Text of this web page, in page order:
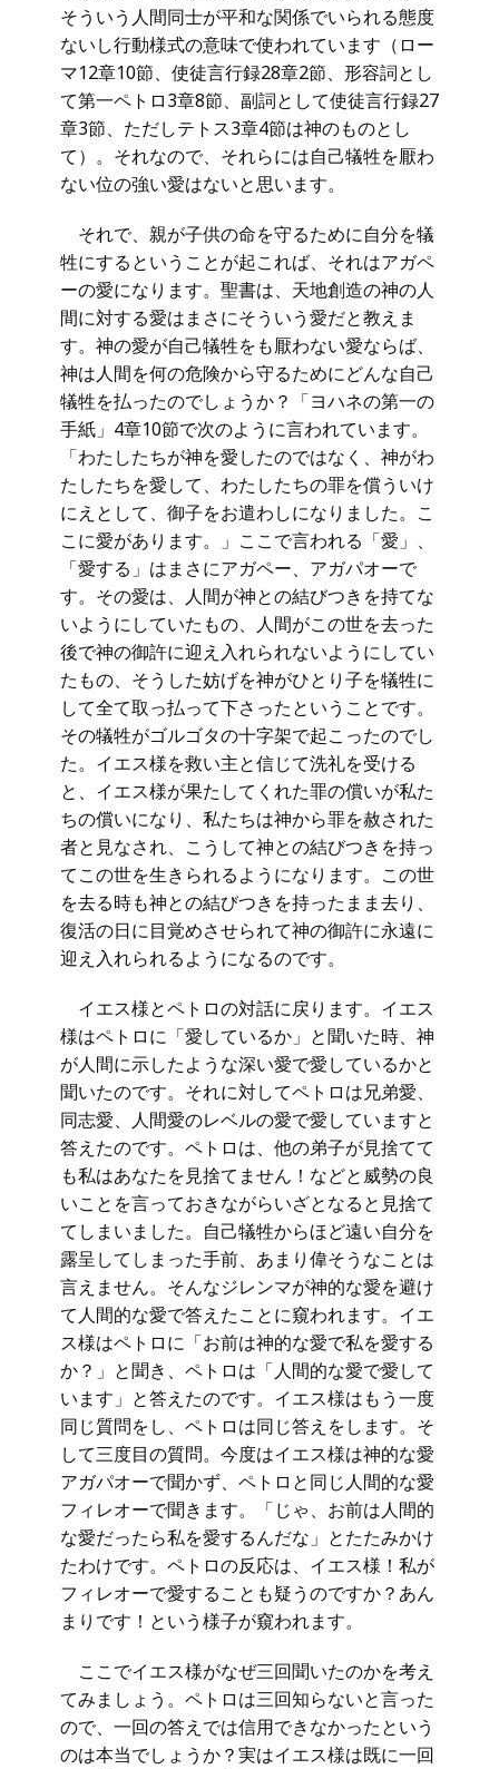
そういう人間同士が平和な関係でいられる態度
ないし行動様式の意味で使われています（ロー
マ12章10節、使徒言行録28章2節、形容詞とし
て第一ペトロ3章8節、副詞として使徒言行録27
章3節、ただしテトス3章4節は神のものとし
て）。それなので、それらには自己犠牲を厭わ
ない位の強い愛はないと思います。
それで、親が子供の命を守るために自分を犠
牲にするということが起これば、それはアガペ
ーの愛になります。聖書は、天地創造の神の人
間に対する愛はまさにそういう愛だと教えま
す。神の愛が自己犠牲をも厭わない愛ならば、
神は人間を何の危険から守るためにどんな自己
犠牲を払ったのでしょうか？「ヨハネの第一の
手紙」4章10節で次のように言われています。
「わたしたちが神を愛したのではなく、神がわ
たしたちを愛して、わたしたちの罪を償ういけ
にえとして、御子をお遣わしになりました。こ
こに愛があります。」ここで言われる「愛」、
「愛する」はまさにアガペー、アガパオーで
す。その愛は、人間が神との結びつきを持てな
いようにしていたもの、人間がこの世を去った
後で神の御許に迎え入れられないようにしてい
たもの、そうした妨げを神がひとり子を犠牲に
して全て取っ払って下さったということです。
その犠牲がゴルゴタの十字架で起こったのでし
た。イエス様を救い主と信じて洗礼を受ける
と、イエス様が果たしてくれた罪の償いが私た
ちの償いになり、私たちは神から罪を赦された
者と見なされ、こうして神との結びつきを持っ
てこの世を生きられるようになります。この世
を去る時も神との結びつきを持ったまま去り、
復活の日に目覚めさせられて神の御許に永遠に
迎え入れられるようになるのです。
イエス様とペトロの対話に戻ります。イエス
様はペトロに「愛しているか」と聞いた時、神
が人間に示したような深い愛で愛しているかと
聞いたのです。それに対してペトロは兄弟愛、
同志愛、人間愛のレベルの愛で愛していますと
答えたのです。ペトロは、他の弟子が見捨てて
も私はあなたを見捨てません！などと威勢の良
いことを言っておきながらいざとなると見捨て
てしまいました。自己犠牲からほど遠い自分を
露呈してしまった手前、あまり偉そうなことは
言えません。そんなジレンマが神的な愛を避け
て人間的な愛で答えたことに窺われます。イエ
ス様はペトロに「お前は神的な愛で私を愛する
か？」と聞き、ペトロは「人間的な愛で愛して
います」と答えたのです。イエス様はもう一度
同じ質問をし、ペトロは同じ答えをします。そ
して三度目の質問。今度はイエス様は神的な愛
アガパオーで聞かず、ペトロと同じ人間的な愛
フィレオーで聞きます。「じゃ、お前は人間的
な愛だったら私を愛するんだな」とたたみかけ
たわけです。ペトロの反応は、イエス様！私が
フィレオーで愛することも疑うのですか？あん
まりです！という様子が窺われます。
ここでイエス様がなぜ三回聞いたのかを考え
てみましょう。ペトロは三回知らないと言った
ので、一回の答えでは信用できなかったという
のは本当でしょうか？実はイエス様は既に一回